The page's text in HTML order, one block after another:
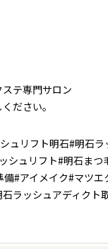
テ専門サロン
ださい。
ュリフト明石#明石
シュリフト#明石ま
#アイメイク#マツ
ラッシュアディクト